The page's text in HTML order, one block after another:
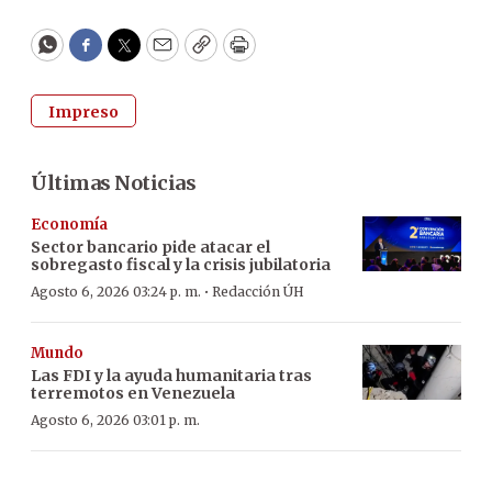
WhatsApp
Facebook
Twitter
EmailCopyPrint
Impreso
Últimas Noticias
Economía
Sector bancario pide atacar el
sobregasto fiscal y la crisis jubilatoria
Agosto 6, 2026 03:24 p. m. · Redacción ÚH
Mundo
Las FDI y la ayuda humanitaria tras
terremotos en Venezuela
Agosto 6, 2026 03:01 p. m.